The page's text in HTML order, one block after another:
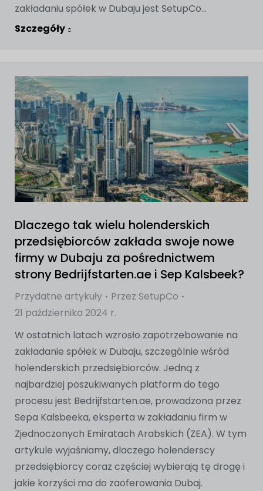
zakładaniu spółek w Dubaju jest SetupCo...
Szczegóły
Dlaczego tak wielu holenderskich
przedsiębiorców zakłada swoje nowe
firmy w Dubaju za pośrednictwem
strony Bedrijfstarten.ae i Sep Kalsbeek?
Przydatne artykuły Przez SetupCo
21 października 2024 r.
W ostatnich latach wzrosło zapotrzebowanie na
zakładanie spółek w Dubaju, szczególnie wśród
holenderskich przedsiębiorców. Jedną z
najbardziej poszukiwanych platform do tego
procesu jest Bedrijfstarten.ae, prowadzona przez
Sepa Kalsbeeka, eksperta w zakładaniu firm w
Zjednoczonych Emiratach Arabskich (ZEA). W tym
artykule wyjaśniamy, dlaczego holenderscy
przedsiębiorcy coraz częściej wybierają tę drogę i
jakie korzyści ma do zaoferowania Dubaj.